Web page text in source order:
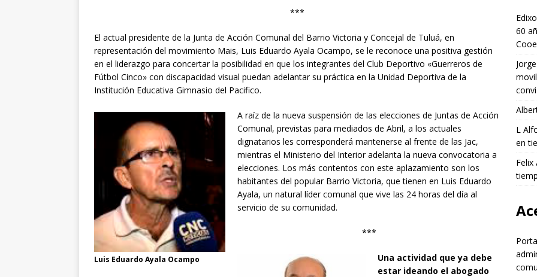
***
El actual presidente de la Junta de Acción Comunal del Barrio Victoria y Concejal de Tuluá, en
representación del movimiento Mais, Luis Eduardo Ayala Ocampo, se le reconoce una positiva gestión
en el liderazgo para concertar la posibilidad en que los integrantes del Club Deportivo «Guerreros de
Fútbol Cinco» con discapacidad visual puedan adelantar su práctica en la Unidad Deportiva de la
Institución Educativa Gimnasio del Pacifico.
Luis Eduardo Ayala Ocampo
A raíz de la nueva suspensión de las elecciones de Juntas de Acción
Comunal, previstas para mediados de Abril, a los actuales
dignatarios les corresponderá mantenerse al frente de las Jac,
mientras el Ministerio del Interior adelanta la nueva convocatoria a
elecciones. Los más contentos con este aplazamiento son los
habitantes del popular Barrio Victoria, que tienen en Luis Eduardo
Ayala, un natural líder comunal que vive las 24 horas del día al
servicio de su comunidad.
***
Una actividad que ya debe
estar ideando el abogado
60
L
en
Felix